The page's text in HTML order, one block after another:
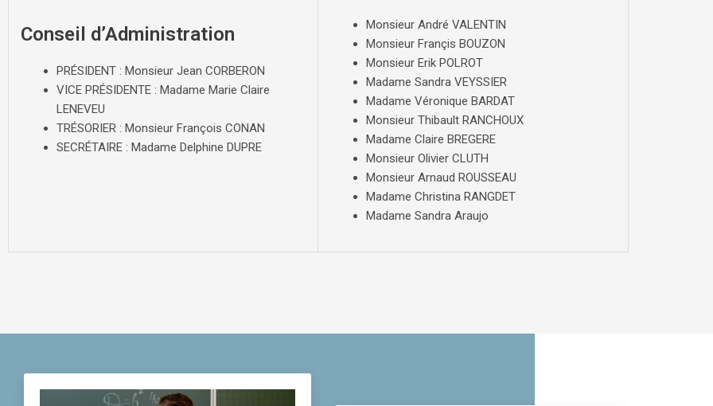
Conseil d’Administration
PRÉSIDENT : Monsieur Jean CORBERON
VICE PRÉSIDENTE : Madame Marie Claire
LENEVEU
TRÉSORIER : Monsieur François CONAN
SECRÉTAIRE : Madame Delphine DUPRE
Monsieur André VALENTIN
Monsieur Françis BOUZON
Monsieur Erik POLROT
Madame Sandra VEYSSIER
Madame Véronique BARDAT
Monsieur Thibault RANCHOUX
Madame Claire BREGERE
Monsieur Olivier CLUTH
Monsieur Arnaud ROUSSEAU
Madame Christina RANGDET
Madame Sandra Araujo